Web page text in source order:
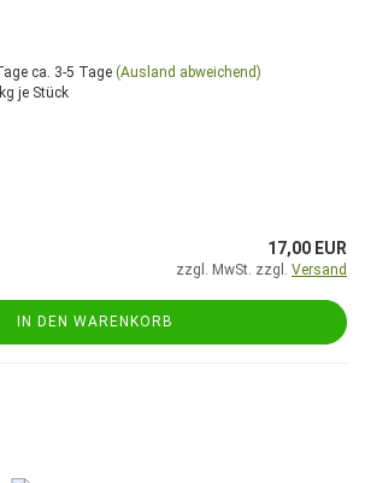
ca. 3-5 Tage (Ausland abweichend)
kg je Stück
17,00 EUR
zzgl. MwSt. zzgl. Versand
IN DEN WARENKORB